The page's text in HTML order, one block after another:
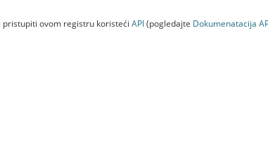
pristupiti ovom registru koristeći API(pogledajte Dokumenаtаcijа